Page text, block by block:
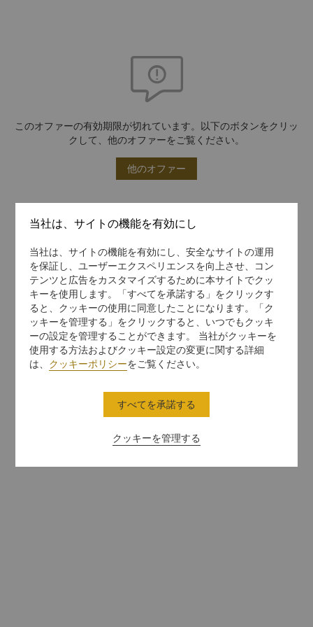
このオファーの有効期限が切れています。以下のボタンをクリッ
クして、他のオファーをご覧ください。
他のオファー
当社は、サイトの機能を有効にし
当社は、サイトの機能を有効にし、安全なサイトの運用
を保証し、ユーザーエクスペリエンスを向上させ、コン
テンツと広告をカスタマイズするために本サイトでクッ
キーを使用します。「すべてを承諾する」をクリックす
ると、クッキーの使用に同意したことになります。「ク
ッキーを管理する」をクリックすると、いつでもクッキ
ーの設定を管理することができます。 当社がクッキーを
使用する方法およびクッキー設定の変更に関する詳細
は、 クッキーポリシーをご覧ください。
クッキーを管理する
すべてを承諾する